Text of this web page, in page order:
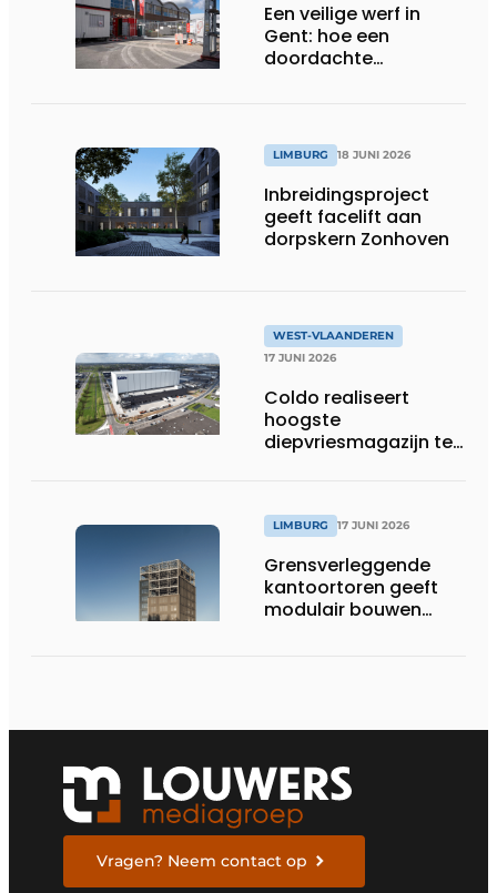
Een veilige werf in
Gent: hoe een
doordachte
LIMBURG 18 JUNI 2026
Inbreidingsproject
geeft facelift aan
dorpskern Zonhoven
WEST-VLAANDEREN
17 JUNI 2026
Coldo realiseert
hoogste
diepvriesmagazijn ter
duurzaamheid,
technische innovatie
en schaalgrootte
LIMBURG 17 JUNI 2026
Grensverleggende
kantoortoren geeft
modulair bouwen
Vragen? Neem contact op